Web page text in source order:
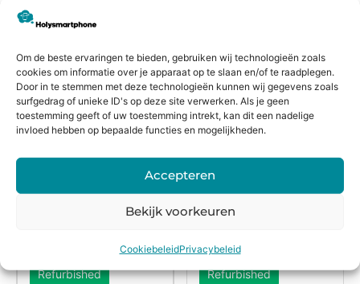
Om de beste ervaringen te bieden, gebruiken wij technologieën zoals
cookies om informatie over je apparaat op te slaan en/of te raadplegen.
Door in te stemmen met deze technologieën kunnen wij gegevens zoals
surfgedrag of unieke ID's op deze site verwerken. Als je geen
toestemming geeft of uw toestemming intrekt, kan dit een nadelige
invloed hebben op bepaalde functies en mogelijkheden.
Accepteren
Bekijk voorkeuren
CookiebeleidPrivacybeleid
morgen
Alternatieven
Refurbished Refurbished